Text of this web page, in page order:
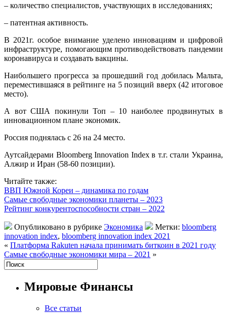
– количество специалистов, участвующих в исследованиях;
– патентная активность.
В 2021г. особое внимание уделено инновациям и цифровой
инфраструктуре, помогающим противодействовать пандемии
коронавируса и создавать вакцины.
Наибольшего прогресса за прошедший год добилась Мальта,
переместившаяся в рейтинге на 5 позиций вверх (42 итоговое
место).
А вот США покинули Топ – 10 наиболее продвинутых в
инновационном плане экономик.
Россия поднялась с 26 на 24 место.
Аутсайдерами Bloomberg Innovation Index в т.г. стали Украина,
Алжир и Иран (58-60 позиции).
Читайте также:
ВВП Южной Кореи – динамика по годам
Самые свободные экономики планеты – 2023
Рейтинг конкурентоспособности стран – 2022
Опубликовано в рубрике Экономика Метки: bloomberg
innovation index, bloomberg innovation index 2021
« Платформа Rakuten начала принимать биткоин в 2021 году
Самые свободные экономики мира – 2021 »
Мировые Финансы
Все статьи